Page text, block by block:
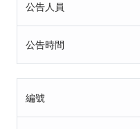
公告人員
公告時間
編號